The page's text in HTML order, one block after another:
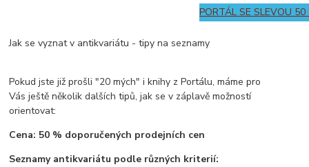
PORTÁL SE SLEVOU 50
Jak se vyznat v antikvariátu - tipy na seznamy
Pokud jste již prošli "20 mých" i knihy z Portálu, máme pro
Vás ještě několik dalších tipů, jak se v záplavě možností
orientovat:
Cena: 50 % doporučených prodejních cen
Seznamy antikvariátu podle různých kriterií: